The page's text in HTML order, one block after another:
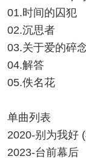
01.时间的囚犯
02.沉思者
03.关于爱的碎
04.解答
05.佚名花
单曲列表
2020-别为我好
2023-台前幕后